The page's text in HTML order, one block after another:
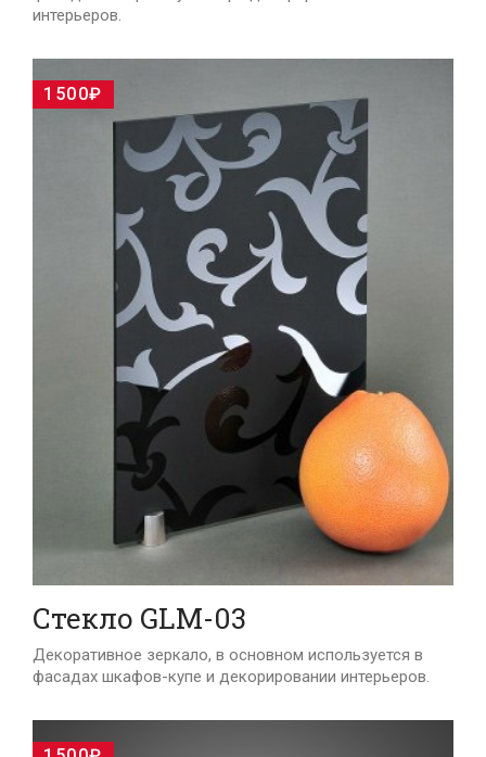
интерьеров.
1500₽
Стекло GLM-03
Декоративное зеркало, в основном используется в
фасадах шкафов-купе и декорировании интерьеров.